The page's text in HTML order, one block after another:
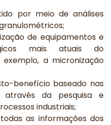
por meio de análises
de equipamentos e
mais atuais do
a micronização
benefício baseado nas
através da pesquisa e
industriais;
as informações dos